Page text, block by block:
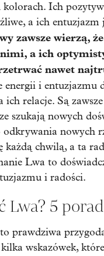
kolorach. Ich
a ich entuzjazm
zawsze wierzą,
a ich
nawet
energii i entuzjazmu
ich relacje. Są
szukają nowych
odkrywania nowych
każdą chwilą, a ta
Lwa to
i radości.
Lwa? 5 porad
prawdziwa
wskazówek,